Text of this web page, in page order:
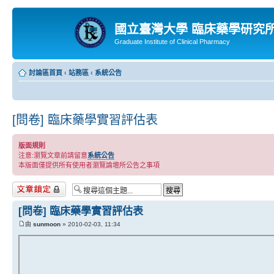
國立臺灣大學 臨床藥學研究
Graduate Institute of Clinical Pharmacy
討論區首頁 ‹ 站務區 ‹ 系統公告
[問卷] 臨床藥學實習評估表
版面規則
注意:瀏覽文章前請留意系統公告
本版面僅提供所有使用者瀏覽論壇所公告之事項
主題已鎖定
[問卷] 臨床藥學實習評估表
由 sunmoon » 2010-02-03, 11:34